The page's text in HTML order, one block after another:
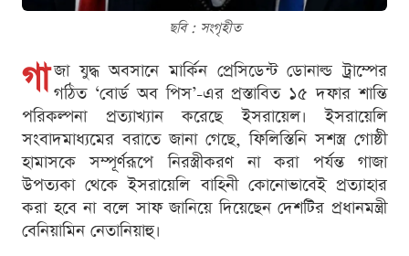
ছবি : সংগৃহীত
গা জা যুদ্ধ অবসানে মার্কিন প্রেসিডেন্ট ডোনাল্ড ট্রাম্পের
গঠিত ‘বোর্ড অব পিস’-এর প্রস্তাবিত ১৫ দফার শান্তি
পরিকল্পনা প্রত্যাখ্যান করেছে ইসরায়েল। ইসরায়েলি
সংবাদমাধ্যমের বরাতে জানা গেছে, ফিলিস্তিনি সশস্ত্র গোষ্ঠী
হামাসকে সম্পূর্ণরূপে নিরস্ত্রীকরণ না করা পর্যন্ত গাজা
উপত্যকা থেকে ইসরায়েলি বাহিনী কোনোভাবেই প্রত্যাহার
করা হবে না বলে সাফ জানিয়ে দিয়েছেন দেশটির প্রধানমন্ত্রী
বেনিয়ামিন নেতানিয়াহু।